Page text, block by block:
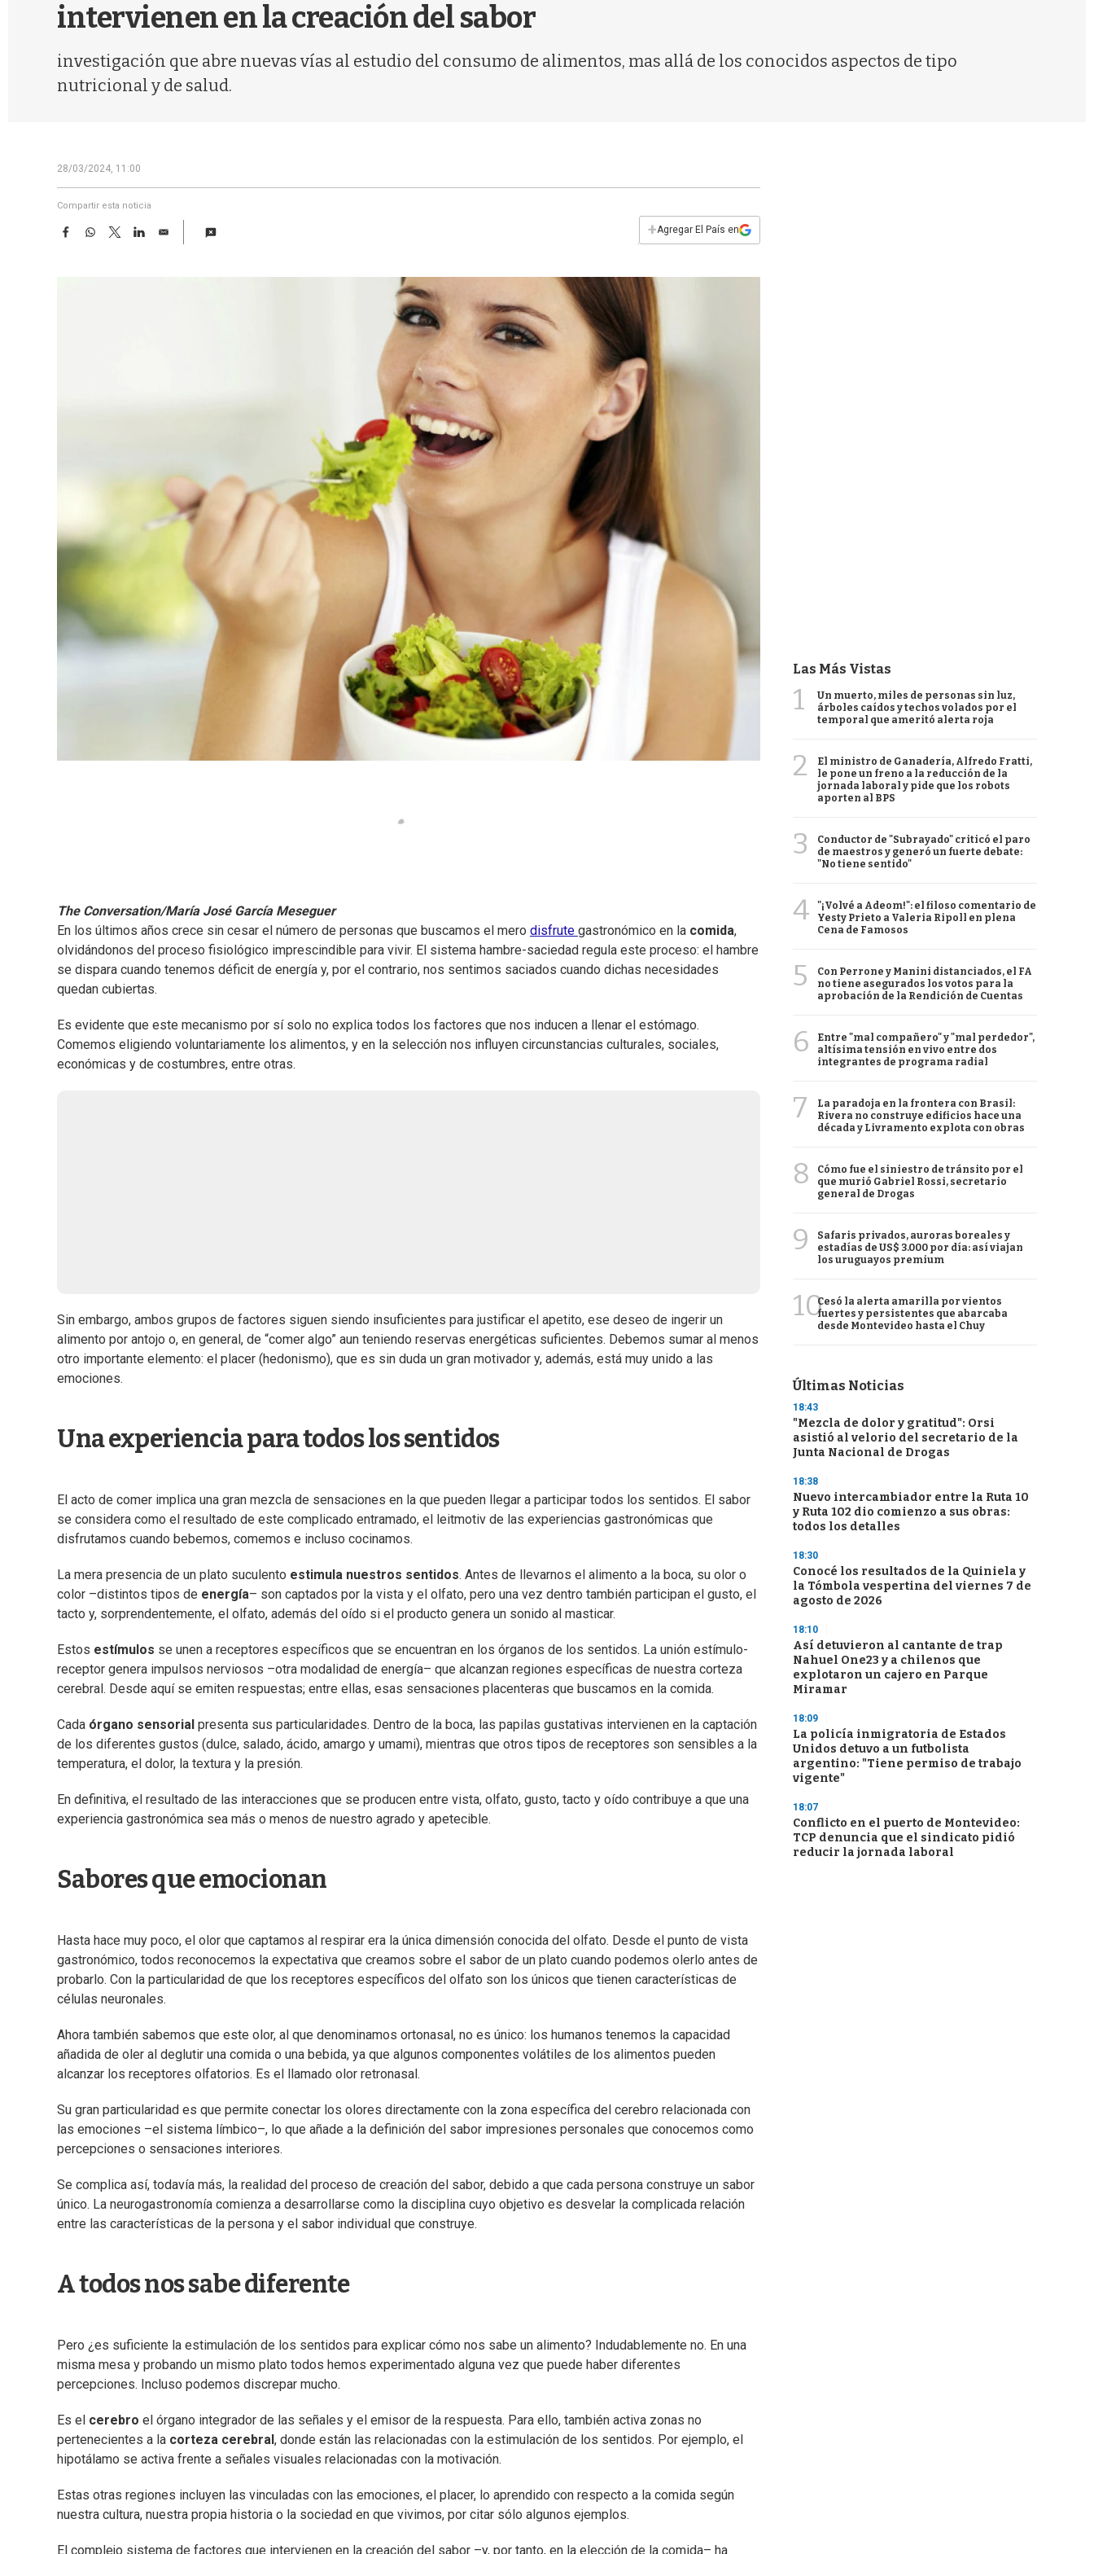
intervienen en la creación del sabor
investigación que abre nuevas vías al estudio del consumo de alimentos, mas allá de los conocidos aspectos de tipo
nutricional y de salud.
28/03/2024, 11:00
Compartir esta noticia
F
W
T
w
L
E
+Agregar El País en
The Conversation/María José García Meseguer
En los últimos años crece sin cesar el número de personas que buscamos el mero disfrute gastronómico en la comida,
olvidándonos del proceso fisiológico imprescindible para vivir. El sistema hambre-saciedad regula este proceso: el hambre
se dispara cuando tenemos déficit de energía y, por el contrario, nos sentimos saciados cuando dichas necesidades
quedan cubiertas.
Es evidente que este mecanismo por sí solo no explica todos los factores que nos inducen a llenar el estómago.
Comemos eligiendo voluntariamente los alimentos, y en la selección nos influyen circunstancias culturales, sociales,
económicas y de costumbres, entre otras.
Sin embargo, ambos grupos de factores siguen siendo insuficientes para justificar el apetito, ese deseo de ingerir un
alimento por antojo o, en general, de “comer algo” aun teniendo reservas energéticas suficientes. Debemos sumar al menos
otro importante elemento: el placer (hedonismo), que es sin duda un gran motivador y, además, está muy unido a las
emociones.
Una experiencia para todos los sentidos
El acto de comer implica una gran mezcla de sensaciones en la que pueden llegar a participar todos los sentidos. El sabor
se considera como el resultado de este complicado entramado, el leitmotiv de las experiencias gastronómicas que
disfrutamos cuando bebemos, comemos e incluso cocinamos.
La mera presencia de un plato suculento estimula nuestros sentidos. Antes de llevarnos el alimento a la boca, su olor o
color –distintos tipos de energía– son captados por la vista y el olfato, pero una vez dentro también participan el gusto, el
tacto y, sorprendentemente, el olfato, además del oído si el producto genera un sonido al masticar.
Estos estímulos se unen a receptores específicos que se encuentran en los órganos de los sentidos. La unión estímulo-
receptor genera impulsos nerviosos –otra modalidad de energía– que alcanzan regiones específicas de nuestra corteza
cerebral. Desde aquí se emiten respuestas; entre ellas, esas sensaciones placenteras que buscamos en la comida.
Cada órgano sensorial presenta sus particularidades. Dentro de la boca, las papilas gustativas intervienen en la captación
de los diferentes gustos (dulce, salado, ácido, amargo y umami), mientras que otros tipos de receptores son sensibles a la
temperatura, el dolor, la textura y la presión.
En definitiva, el resultado de las interacciones que se producen entre vista, olfato, gusto, tacto y oído contribuye a que una
experiencia gastronómica sea más o menos de nuestro agrado y apetecible.
Sabores que emocionan
Hasta hace muy poco, el olor que captamos al respirar era la única dimensión conocida del olfato. Desde el punto de vista
gastronómico, todos reconocemos la expectativa que creamos sobre el sabor de un plato cuando podemos olerlo antes de
probarlo. Con la particularidad de que los receptores específicos del olfato son los únicos que tienen características de
células neuronales.
Ahora también sabemos que este olor, al que denominamos ortonasal, no es único: los humanos tenemos la capacidad
añadida de oler al deglutir una comida o una bebida, ya que algunos componentes volátiles de los alimentos pueden
alcanzar los receptores olfatorios. Es el llamado olor retronasal.
Su gran particularidad es que permite conectar los olores directamente con la zona específica del cerebro relacionada con
las emociones –el sistema límbico–, lo que añade a la definición del sabor impresiones personales que conocemos como
percepciones o sensaciones interiores.
Se complica así, todavía más, la realidad del proceso de creación del sabor, debido a que cada persona construye un sabor
único. La neurogastronomía comienza a desarrollarse como la disciplina cuyo objetivo es desvelar la complicada relación
entre las características de la persona y el sabor individual que construye.
A todos nos sabe diferente
Pero ¿es suficiente la estimulación de los sentidos para explicar cómo nos sabe un alimento? Indudablemente no. En una
misma mesa y probando un mismo plato todos hemos experimentado alguna vez que puede haber diferentes
percepciones. Incluso podemos discrepar mucho.
Es el cerebro el órgano integrador de las señales y el emisor de la respuesta. Para ello, también activa zonas no
pertenecientes a la corteza cerebral , donde están las relacionadas con la estimulación de los sentidos. Por ejemplo, el
hipotálamo se activa frente a señales visuales relacionadas con la motivación.
Estas otras regiones incluyen las vinculadas con las emociones, el placer, lo aprendido con respecto a la comida según
nuestra cultura, nuestra propia historia o la sociedad en que vivimos, por citar sólo algunos ejemplos.
El complejo sistema de factores que intervienen en la creación del sabor –y, por tanto, en la elección de la comida– ha
Las Más Vistas
1
Un muerto, miles de personas sin luz,
árboles caídos y techos volados por el
temporal que ameritó alerta roja
2
El ministro de Ganadería, Alfredo Fratti,
le pone un freno a la reducción de la
jornada laboral y pide que los robots
aporten al BPS
3
Conductor de "Subrayado" criticó el paro
de maestros y generó un fuerte debate:
"No tiene sentido"
4
"¡Volvé a Adeom!": el filoso comentario de
Yesty Prieto a Valeria Ripoll en plena
Cena de Famosos
5
Con Perrone y Manini distanciados, el FA
no tiene asegurados los votos para la
aprobación de la Rendición de Cuentas
6
Entre "mal compañero" y "mal perdedor",
altísima tensión en vivo entre dos
integrantes de programa radial
7
La paradoja en la frontera con Brasil:
Rivera no construye edificios hace una
década y Livramento explota con obras
8
Cómo fue el siniestro de tránsito por el
que murió Gabriel Rossi, secretario
general de Drogas
9
Safaris privados, auroras boreales y
estadías de US$ 3.000 por día: así viajan
los uruguayos premium
10Cesó la alerta amarilla por vientos
fuertes y persistentes que abarcaba
desde Montevideo hasta el Chuy
Últimas Noticias
18:43
"Mezcla de dolor y gratitud": Orsi
asistió al velorio del secretario de la
Junta Nacional de Drogas
18:38
Nuevo intercambiador entre la Ruta 10
y Ruta 102 dio comienzo a sus obras:
todos los detalles
18:30
Conocé los resultados de la Quiniela y
la Tómbola vespertina del viernes 7 de
agosto de 2026
18:10
Así detuvieron al cantante de trap
Nahuel One23 y a chilenos que
explotaron un cajero en Parque
Miramar
18:09
La policía inmigratoria de Estados
Unidos detuvo a un futbolista
argentino: "Tiene permiso de trabajo
vigente"
18:07
Conflicto en el puerto de Montevideo:
TCP denuncia que el sindicato pidió
reducir la jornada laboral